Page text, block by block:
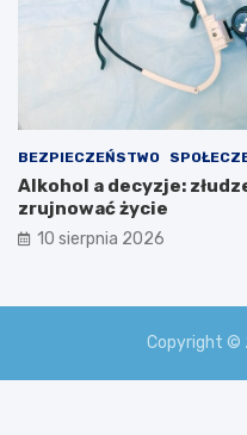
BEZPIECZEŃSTWO
Alkohol a decyzje:
zrujnować życie
10 sierpnia 2026
Copyright ©